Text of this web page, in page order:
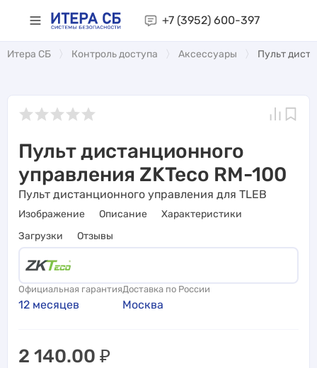
+7 (3952) 600-397
Итера СБ Контроль доступа Аксессуары Пульт
Пульт дистанционного
управления ZKTeco RM-100
Пульт дистанционного управления для TLEB
Изображение Описание
Характеристики
Загрузки
Отзывы
Официальная гарантия
12 месяцев
Доставка по России
Москва
2 140.00 ₽